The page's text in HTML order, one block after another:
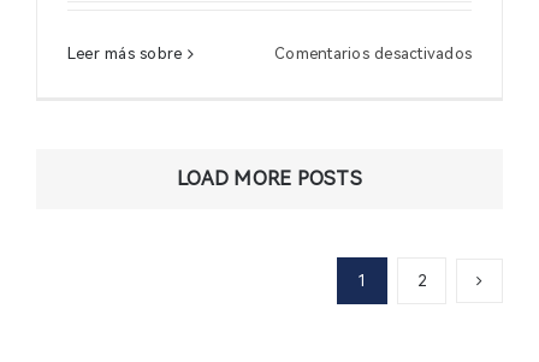
Leer más sobre Comentarios desactivadosen
LOAD MORE POSTS
1 2